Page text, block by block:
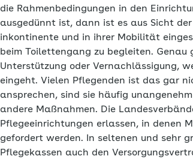
die Rahmenbedingungen in den
ausgedünnt ist, dann ist es aus Sicht
inkontinente und in ihrer Mobilität
beim Toilettengang zu begleiten.
Unterstützung oder Vernachlässigung,
eingeht. Vielen Pflegenden ist das gar
ansprechen, sind sie häufig
andere Maßnahmen. Die
Pflegeeinrichtungen erlassen, in denen
gefordert werden. In seltenen und sehr
Pflegekassen auch den